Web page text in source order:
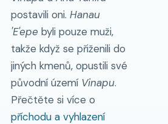
postavili oni. Hanau
'E'epe byli pouze muži,
takže když se přiženili do
jiných kmenů, opustili své
původní území Vinapu.
Přečtěte si více o
příchodu a vyhlazení